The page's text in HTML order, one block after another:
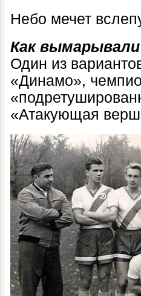
Небо мечет
Как вымарывали
Один из
«Динамо»,
«Атакующая